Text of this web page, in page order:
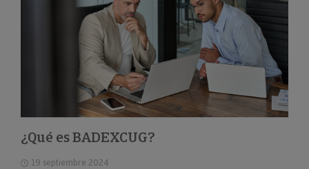
¿Qué es BADEXCUG?
19 septiembre 2024